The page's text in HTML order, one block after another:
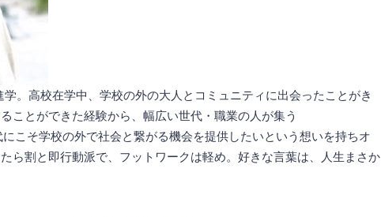
。高校在学中、学校の外の大人とコミュニティに出会ったことがき
ことができた経験から、幅広い世代・職業の人が集う
こそ学校の外で社会と繋がる機会を提供したいという想いを持ちオ
ら割と即行動派で、フットワークは軽め。好きな言葉は、人生まさか